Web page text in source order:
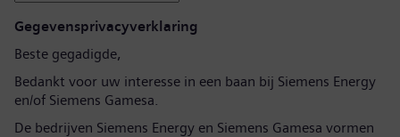
Gegevensprivacyverklaring
Beste gegadigde,
Bedankt voor uw interesse in een baan bij Siemens Energy
en/of Siemens Gamesa.
De bedrijven Siemens Energy en Siemens Gamesa vormen